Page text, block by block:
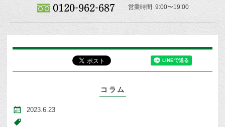
営業時間 9:00〜19:00
コラム
2023.6.23